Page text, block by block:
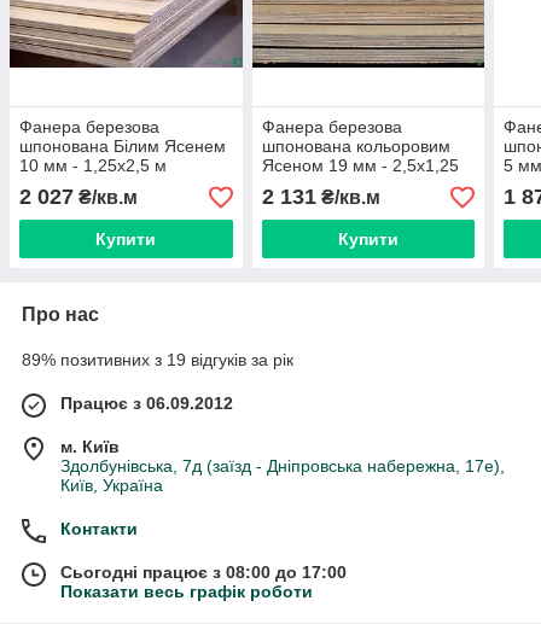
Фанера березова
шпонована Білим Ясенем
10 мм - 1,25х2,5 м
2 027 ₴/кв.м
Купити
Фанера березова
шпонована кольоровим
Ясеном 19 мм - 2,5х1,25
м
2 131₴/кв.м
Купити
5
1
Про нас
89% позитивних з 19 відгуків за рік
Працює з 06.09.2012
м. Київ
Здолбунівська, 7д (заїзд - Дніпровська набережна, 17е),
Київ, Україна
Контакти
Сьогодні працює з 08:00 до 17:00
Показати весь графік роботи